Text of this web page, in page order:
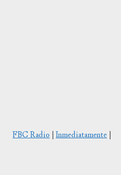
FBC Radio|Inmediatamente